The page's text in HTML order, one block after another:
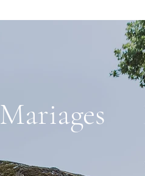
Mariages